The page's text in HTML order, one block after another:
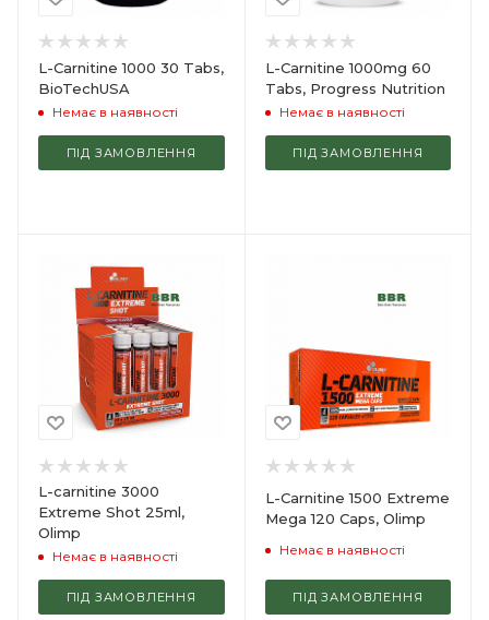
L-Carnitine 1000 30 Tabs,
BioTechUSA
Немає в наявності
ПІД ЗАМОВЛЕННЯ
L-Carnitine 1000mg 60
Tabs, Progress Nutrition
Немає в наявності
ПІД ЗАМОВЛЕННЯ
L-carnitine 3000
Extreme Shot 25ml,
Olimp
Немає в наявності
ПІД ЗАМОВЛЕННЯ
L-Carnitine 1500 Extreme
Mega 120 Caps, Olimp
Немає в наявності
ПІД ЗАМОВЛЕННЯ